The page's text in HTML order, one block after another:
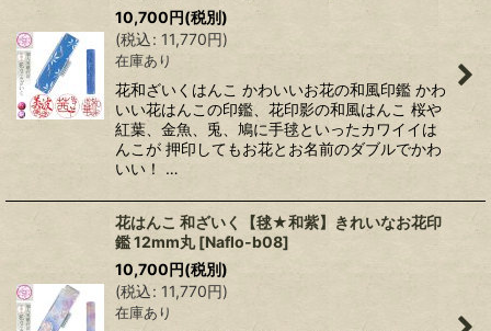
10,700円(税別)
(税込: 11,770円)
在庫あり
花和ざいくはんこ かわいいお花の和風印鑑 かわ
いい花はんこの印鑑、花印影の和風はんこ 桜や
紅葉、金魚、兎、鳩に手毬といったカワイイは
んこが 押印してもお花とお名前のダブルでかわ
いい！ …
花はんこ 和ざいく【毬★和紫】きれいなお花印
鑑 12mm丸 [Naflo-b08]
10,700円(税別)
(税込: 11,770円)
在庫あり